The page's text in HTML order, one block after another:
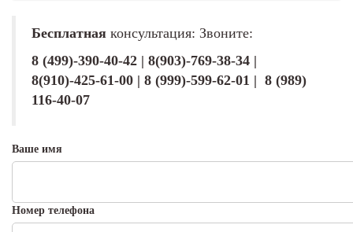
Бесплатная консультация: Звоните:
8 (499)-390-40-42 | 8(903)-769-38-34 |
8(910)-425-61-00 | 8 (999)-599-62-01 | 8 (989)
116-40-07
Ваше имя
Номер телефона